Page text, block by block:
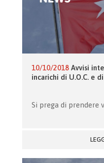
10/10/2018 Avvisi
incarichi di U.O.C. e di
Si prega di prendere